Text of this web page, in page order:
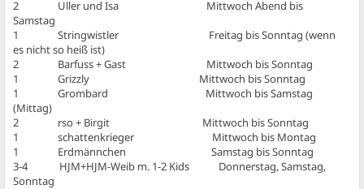
2 Uller und Isa Mittwoch Abend bis
Samstag
1 Stringwistler Freitag bis Sonntag (wenn
es nicht so heiß ist)
2 Barfuss + Gast Mittwoch bis Sonntag
1 Grizzly Mittwoch bis Sonntag
1 Grombard Mittwoch bis Samstag
(Mittag)
2 rso + Birgit Mittwoch bis Sonntag
1 schattenkrieger Mittwoch bis Montag
1 Erdmännchen Samstag bis Sonntag
3-4 HJM+HJM-Weib m. 1-2 Kids Donnerstag, Samstag,
Sonntag